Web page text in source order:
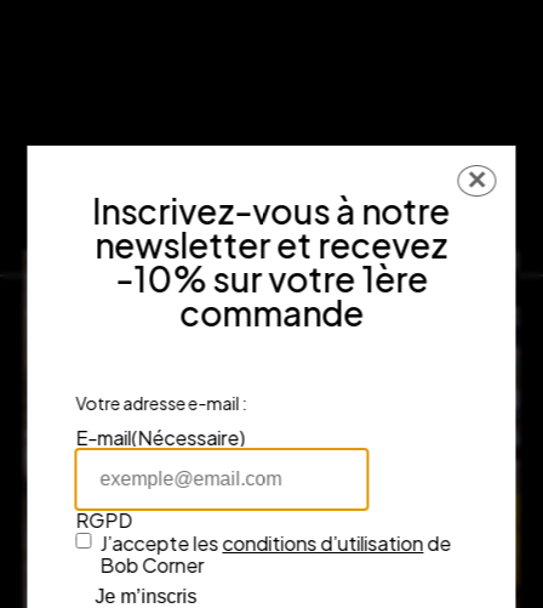
Inscrivez-vous à notre
newsletter et recevez
-10% sur votre 1ère
commande
Votre adresse e-mail :
E-mail(Nécessaire)
RGPD
J’accepte lesconditions d’utilisationde
Bob Corner
Je m’inscris
✕